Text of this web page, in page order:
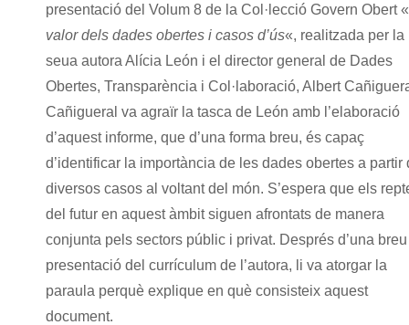
presentació del Volum 8 de la Col·lecció Govern Obert «
valor dels dades obertes i casos d’ús«, realitzada per la
seua autora Alícia León i el director general de Dades
Obertes, Transparència i Col·laboració, Albert
Cañigueral va agraïr la tasca de León amb l’elaboració
d’aquest informe, que d’una forma breu, és capaç
d’identificar la importància de les dades obertes a partir
diversos casos al voltant del món. S’espera que els
del futur en aquest àmbit siguen afrontats de manera
conjunta pels sectors públic i privat. Després d’una breu
presentació del currículum de l’autora, li va atorgar la
paraula perquè explique en què consisteix aquest
document.